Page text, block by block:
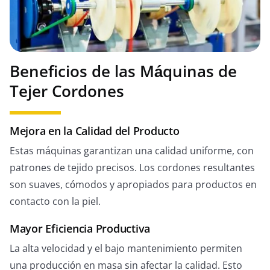
Beneficios de las Máquinas de
Tejer Cordones
Mejora en la Calidad del Producto
Estas máquinas garantizan una calidad uniforme, con
patrones de tejido precisos. Los cordones resultantes
son suaves, cómodos y apropiados para productos en
contacto con la piel.
Mayor Eficiencia Productiva
La alta velocidad y el bajo mantenimiento permiten
una producción en masa sin afectar la calidad. Esto